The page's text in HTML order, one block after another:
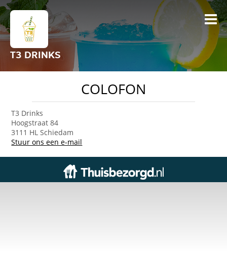
T3 DRINKS
COLOFON
T3 Drinks
Hoogstraat 84
3111 HL Schiedam
Stuur ons een e-mail